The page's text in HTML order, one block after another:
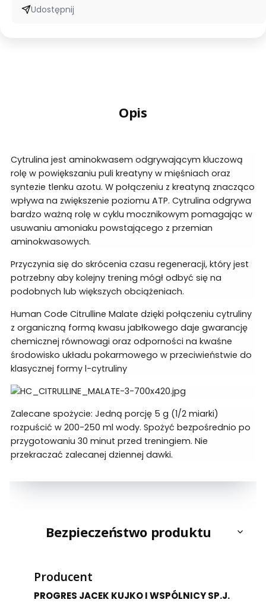
Udostępnij
Opis
Cytrulina jest aminokwasem odgrywającym kluczową
rolę w powiększaniu puli kreatyny w mięśniach oraz
syntezie tlenku azotu. W połączeniu z kreatyną znacząco
wpływa na zwiększenie poziomu ATP. Cytrulina odgrywa
bardzo ważną rolę w cyklu mocznikowym pomagając w
usuwaniu amoniaku powstającego z przemian
aminokwasowych.
Przyczynia się do skrócenia czasu regeneracji, który jest
potrzebny aby kolejny trening mógł odbyć się na
podobnych lub większych obciążeniach.
Human Code Citrulline Malate dzięki połączeniu cytruliny
z organiczną formą kwasu jabłkowego daje gwarancję
chemicznej równowagi oraz odporności na kwaśne
środowisko układu pokarmowego w przeciwieństwie do
klasycznej formy l-cytruliny
Zalecane spożycie: Jedną porcję 5 g (1/2 miarki)
rozpuścić w 200-250 ml wody. Spożyć bezpośrednio po
przygotowaniu 30 minut przed treningiem. Nie
przekraczać zalecanej dziennej dawki.
Bezpieczeństwo produktu
Producent
PROGRES JACEK KUJKO I WSPÓLNICY SP.J.